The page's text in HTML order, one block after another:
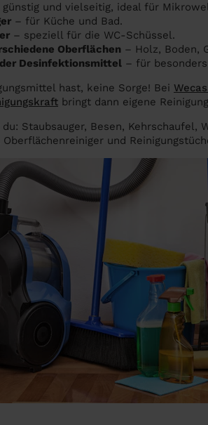
günstig und vielseitig, ideal für
– für Küche und Bad.
– speziell für die WC-Schüssel.
Oberflächen – Holz, Boden,
Desinfektionsmittel – für
hast, keine Sorge! Bei
bringt dann eigene
Staubsauger, Besen, Kehrschaufel,
und